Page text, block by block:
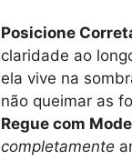
Posicione
claridade ao
ela vive na
não queimar as
Regue com
completamente